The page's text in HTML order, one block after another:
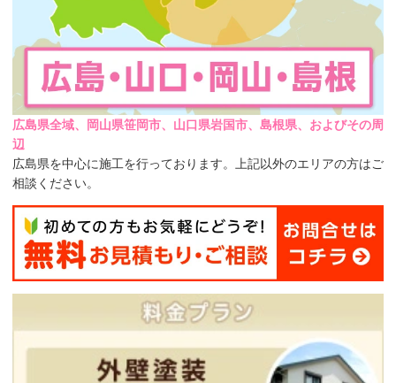
広島県全域、岡山県笹岡市、山口県岩国市、島根県、およびその周
辺
広島県を中心に施工を行っております。上記以外のエリアの方はご
相談ください。